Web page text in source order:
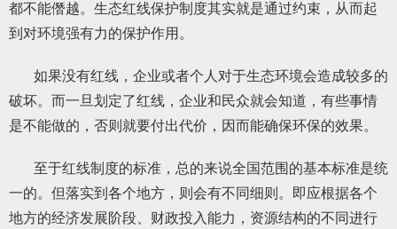
都不能僭越。生态红线保护制度其实就是通过约束，从而起
到对环境强有力的保护作用。
如果没有红线，企业或者个人对于生态环境会造成较多的
破坏。而一旦划定了红线，企业和民众就会知道，有些事情
是不能做的，否则就要付出代价，因而能确保环保的效果。
至于红线制度的标准，总的来说全国范围的基本标准是统
一的。但落实到各个地方，则会有不同细则。即应根据各个
地方的经济发展阶段、财政投入能力，资源结构的不同进行